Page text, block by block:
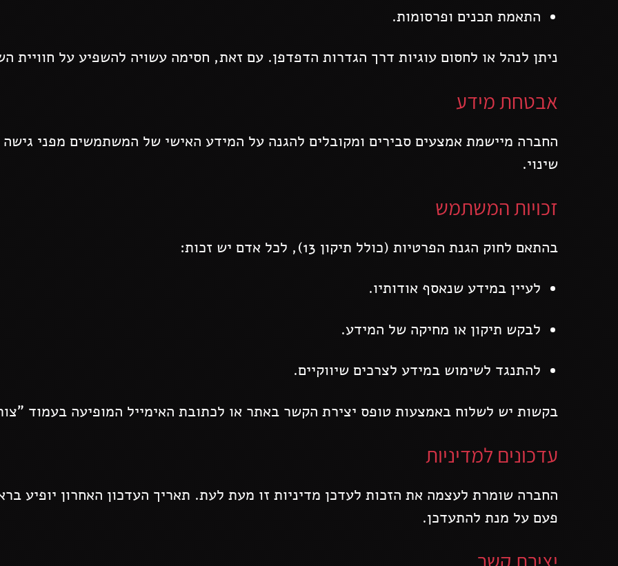
התאמת תכנים ופרסומות.
ניתן לנהל או לחסום עוגיות דרך הגדרות הדפדפן. עם זאת, חסימה עשויה להשפיע על חוויית
אבטחת מידע
החברה מיישמת אמצעים סבירים ומקובלים להגנה על המידע האישי של המשתמשים מפני
שינוי.
זכויות המשתמש
בהתאם לחוק הגנת הפרטיות (כולל תיקון 13), לכל אדם יש זכות:
לעיין במידע שנאסף אודותיו.
לבקש תיקון או מחיקה של המידע.
להתנגד לשימוש במידע לצרכים שיווקיים.
בקשות יש לשלוח באמצעות טופס יצירת הקשר באתר או לכתובת האימייל המופיעה בעמוד
עדכונים למדיניות
החברה שומרת לעצמה את הזכות לעדכן מדיניות זו מעת לעת. תאריך העדכון האחרון יופיע
פעם על מנת להתעדכן.